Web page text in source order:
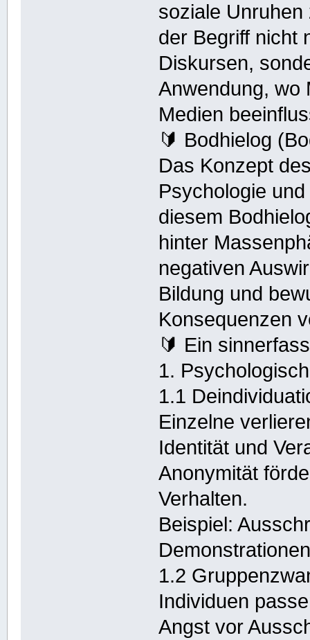
soziale
der Begriff nicht
Diskursen,
Anwendung, wo
Medien
🔰 Bodhielog
Das Konzept
Psychologie
diesem
hinter
negativen
Bildung und
Konsequenzen
🔰 Ein
1.
1.1
Einzelne
Identität und
Anonymität
Verhalten.
Beispiel:
1.2
Individuen
Angst vor